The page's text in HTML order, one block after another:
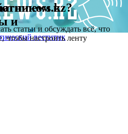
статьи и обсуждать всё, что
чтобы настроить ленту
в
и